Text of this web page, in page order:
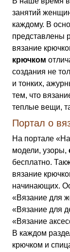
занятий
каждому. В
представлены
вязание
крючком
создания не
и тонких,
тем, что
теплые вещи,
Портал о
На портале
модели, узоры,
бесплатно.
вязание
начинающих.
«Вязание для
«Вязание для
«Вязание
В каждом
крючком и